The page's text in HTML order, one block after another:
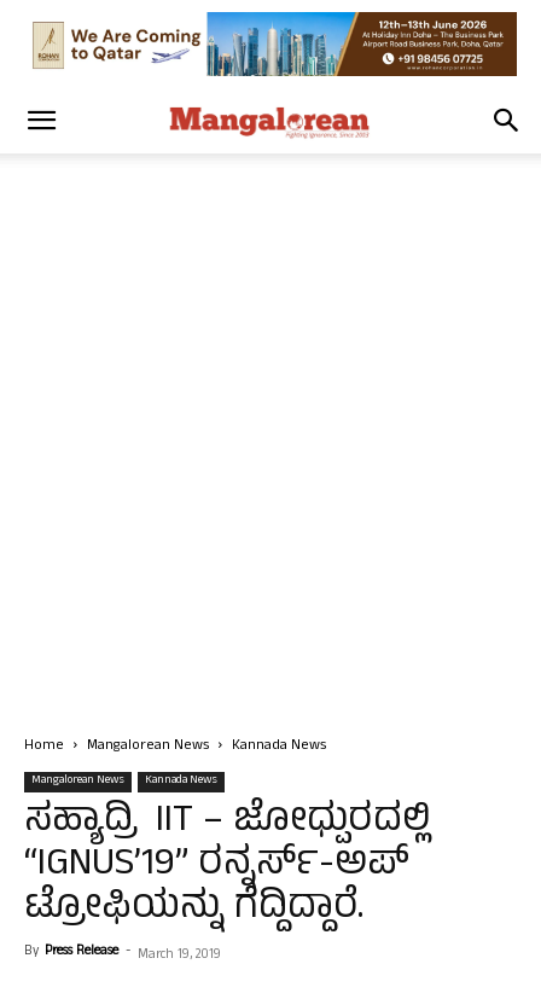
Home Mangalorean News Kannada News
Mangalorean News Kannada News
ಸಹ್ಯಾದ್ರಿ IIT – ಜೋಧ್ಪುರದಲ್ಲಿ
“IGNUS’19” ರನ್ನರ್ಸ್-ಅಪ್
ಟ್ರೋಫಿಯನ್ನು ಗೆದ್ದಿದ್ದಾರೆ.
By Press Release - March 19, 2019